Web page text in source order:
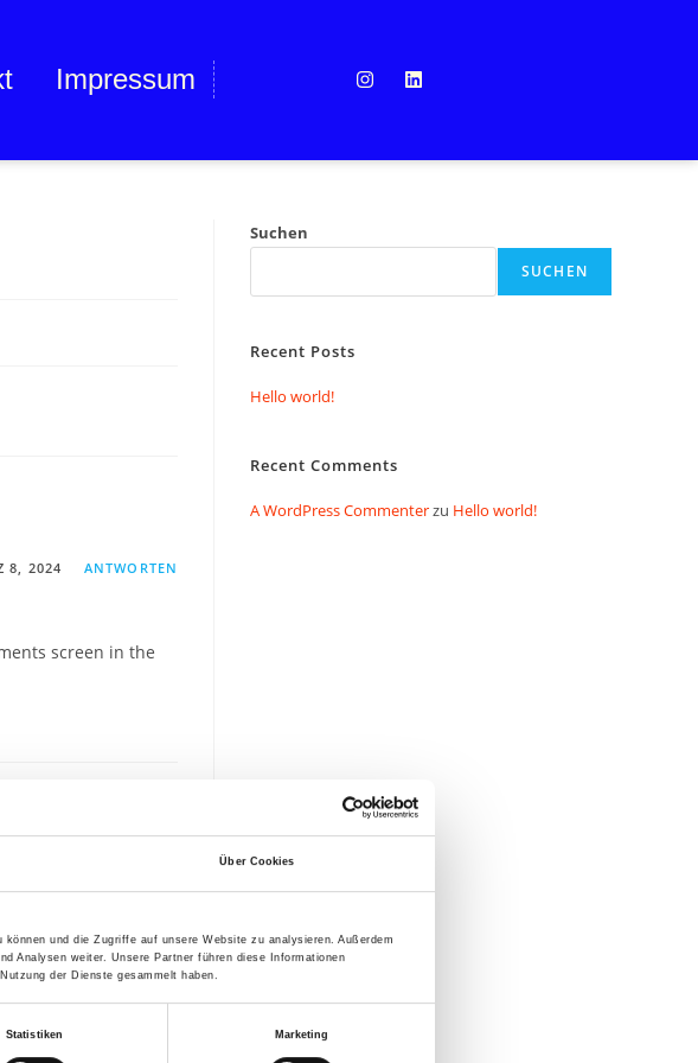
Über Cookies
und die Zugriffe auf unsere Website zu analysieren. Außerdem
Analysen weiter. Unsere Partner führen diese Informationen
der Dienste gesammelt haben.
Statistiken Marketing
Impressum
8, 2024 ANTWORTEN
screen in the
Suchen
SUCHEN
Recent Posts
Hello world!
Recent Comments
A WordPress Commenterzu Hello world!